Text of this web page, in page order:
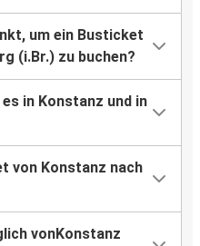
um ein Busticket
(i.Br.) zu buchen?
in Konstanz und in
von Konstanz nach
vonKonstanz